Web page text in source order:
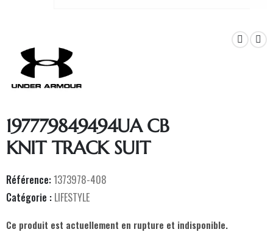
197779849494UA CB
KNIT TRACK SUIT
Référence:1373978-408
Catégorie : LIFESTYLE
Ce produit est actuellement en rupture et indisponible.